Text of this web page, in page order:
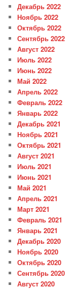
Декабрь 2022
Ноябрь 2022
Октябрь 2022
Сентябрь 2022
Август 2022
Июль 2022
Июнь 2022
Май 2022
Апрель 2022
Февраль 2022
Январь 2022
Декабрь 2021
Ноябрь 2021
Октябрь 2021
Август 2021
Июль 2021
Июнь 2021
Май 2021
Апрель 2021
Март 2021
Февраль 2021
Январь 2021
Декабрь 2020
Ноябрь 2020
Октябрь 2020
Сентябрь 2020
Август 2020